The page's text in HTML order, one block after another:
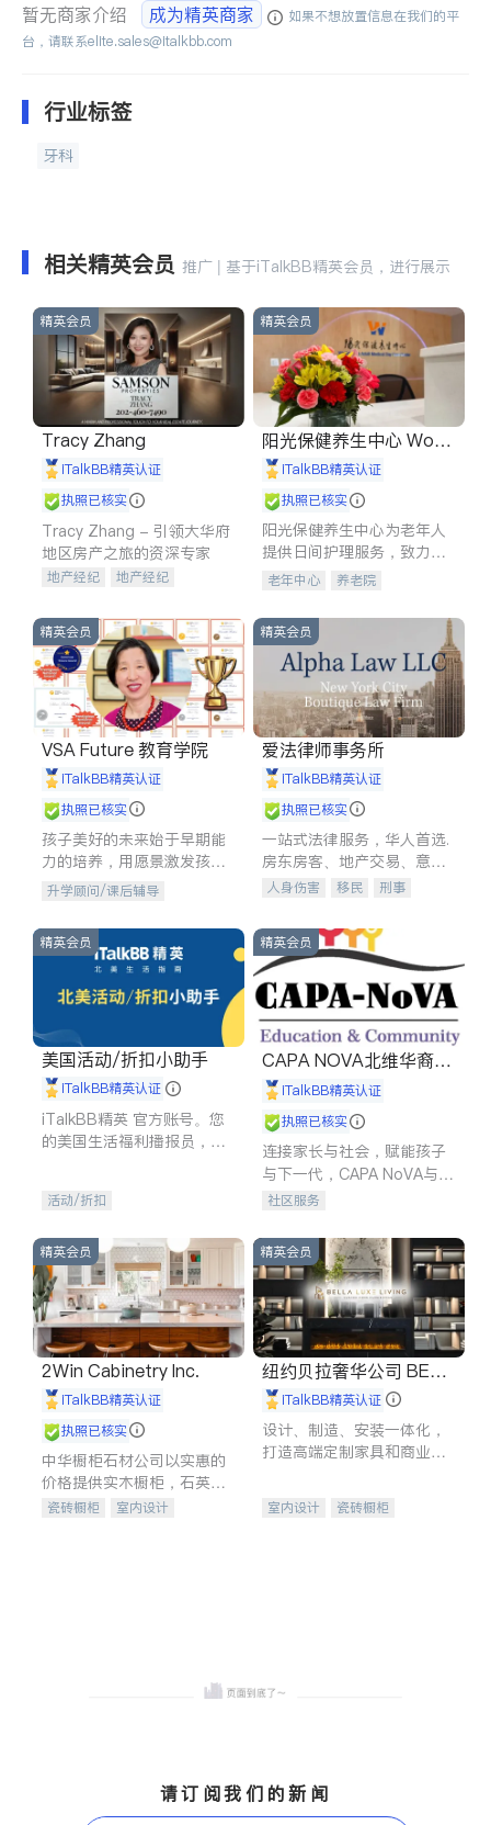
暂无商家介绍 成为精英商家
如果不想放置信息在我们的平
台，请联系elite.sales@italkbb.com
行业标签
牙科
相关精英会员 推广 | 基于iTalkBB精英会员，进行展示
精英会员
Tracy Zhang
iTalkBB精英认证
执照已核实
Tracy Zhang - 引领大华府
地区房产之旅的资深专家
地产经纪
地产经纪
商铺租售
开发商建商
精英会员
阳光保健养生中心 World
shine
iTalkBB精英认证
执照已核实
阳光保健养生中心为老年人
提供日间护理服务，致力于
通过持续的护理创新来有效
老年中心 养老院
精英会员
VSA Future 教育学院
iTalkBB精英认证
执照已核实
孩子美好的未来始于早期能
力的培养，用愿景激发孩子
的学习潜力和动力。理念：
拥有成长型心态是成功的基
石。
升学顾问/课后辅导
精英会员
爱法律师事务所
iTalkBB精英认证
执照已核实
一站式法律服务，华人首选.
房东房客、地产交易、意外
伤害、车祸重伤、商业诉
建筑合同、刑事案件全包办
人身伤害 移民
刑事
信托/遗嘱
商业
索赔
律师-其它 保释
精英会员
美国活动/折扣小助手
iTalkBB精英认证
iTalkBB精英 官方账号。您
的美国生活福利播报员，精
专属福利。
活动/折扣
精英会员
CAPA NOVA北维华裔家
长会iTalkBB精英认证
执照已核实
连接家长与社会，赋能孩子
与下一代，CAPA NoVA与您
携手建设包容、公平、充满
社区服务
精英会员
2Win Cabinetry Inc.
iTalkBB精英认证
执照已核实
中华橱柜石材公司以实惠的
价格提供实木橱柜，石英石
台面，多种优质不锈钢水
瓷砖橱柜
室内设计
精英会员
纽约贝拉奢华公司 BELL
A LUXE
iTalkBB精英认证
设计、制造、安装一体化，
打造高端定制家具和商业空
室内设计
瓷砖橱柜
请订阅我们的新闻